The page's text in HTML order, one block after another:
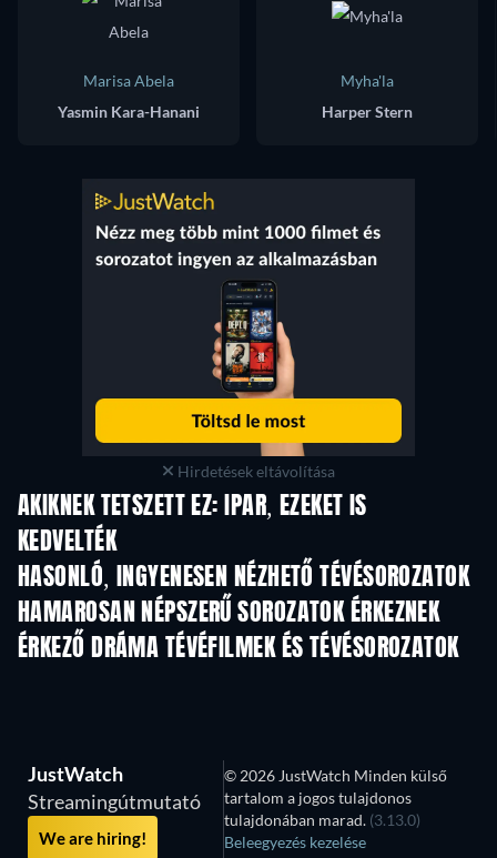
Marisa Abela
Yasmin Kara-Hanani
Myha'la
Harper Stern
Hirdetések eltávolítása
AKIKNEK TETSZETT EZ: IPAR, EZEKET IS
KEDVELTÉK
HASONLÓ, INGYENESEN NÉZHETŐ TÉVÉSOROZATOK
TV TV
HAMAROSAN NÉPSZERŰ SOROZATOK ÉRKEZNEK
TV TV
ÉRKEZŐ DRÁMA TÉVÉFILMEK ÉS TÉVÉSOROZATOK
Évad 6 Évad 2
JustWatch
Streamingútmutató
We are hiring!
© 2026 JustWatch Minden külső
tartalom a jogos tulajdonos
tulajdonában marad. (3.13.0)
Beleegyezés kezelése